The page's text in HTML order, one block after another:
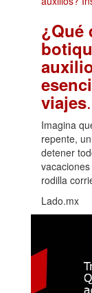
¿Qué
viajes.
Imagina
repente,
detener
rodilla
Lado.mx